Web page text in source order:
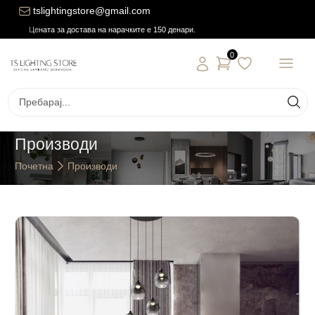
tslightingstore@gmail.com
Цената за достава на нарачките е 150 денари.
0
Производи
Почетна Производи